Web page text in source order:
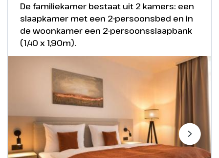
De familiekamer bestaat uit 2 kamers: een
slaapkamer met een 2-persoonsbed en in
de woonkamer een 2-persoonsslaapbank
(1,40 x 1,90m).
achtbaanbeleving!